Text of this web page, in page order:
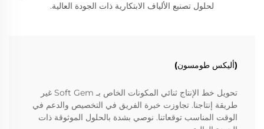
لحلول تصنيع الألياف الابتكارية ذات الجودة العالية.
(أليكس طومسون)
تحويل خط الإنتاج ثنائي المكونات الخاص بـ Soft Gem غير
طريقة إنتاجنا. تجاوزت خبرة الفريق في التخصيص والدعم في
الوقت المناسب توقعاتنا. نوصي بشدة بالحلول الموثوقة ذات